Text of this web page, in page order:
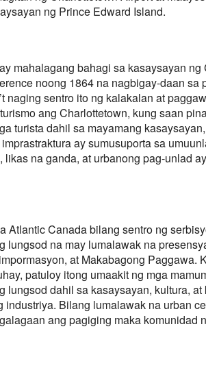
ng Prince Edward Island.
mahalagang bahagi sa kasaysayan ng
noong 1864 na nagbigay-daan
naging sentro ito ng kalakalan at
ang Charlottetown, kung saan
turista dahil sa mayamang
ay sumusuporta sa
na ganda, at urbanong pag-unlad
Canada bilang sentro ng
lungsod na may lumalawak na
at Makabagong Paggawa.
patuloy itong umaakit ng mga
lungsod dahil sa kasaysayan, kultura,
Bilang lumalawak na urban
ang pagiging maka komunidad